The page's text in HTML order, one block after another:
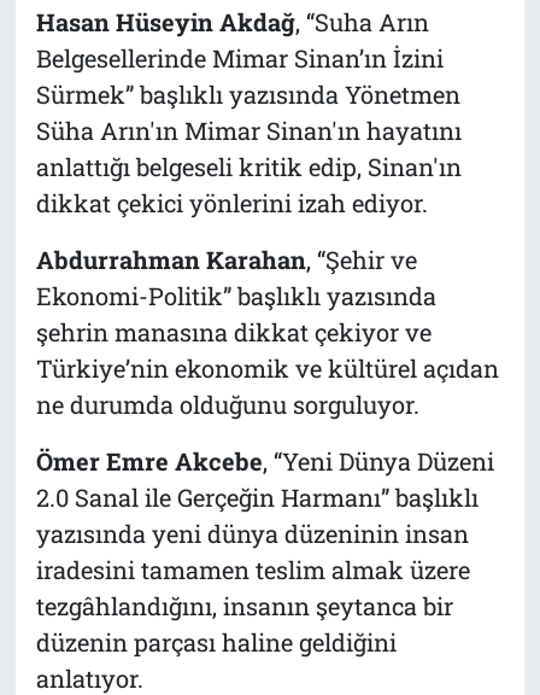
Hasan Hüseyin Akdağ, “Suha Arın
Belgesellerinde Mimar Sinan’ın İzini
Sürmek” başlıklı yazısında Yönetmen
Süha Arın'ın Mimar Sinan'ın hayatını
anlattığı belgeseli kritik edip, Sinan'ın
dikkat çekici yönlerini izah ediyor.
Abdurrahman Karahan, “Şehir ve
Ekonomi-Politik” başlıklı yazısında
şehrin manasına dikkat çekiyor ve
Türkiye’nin ekonomik ve kültürel açıdan
ne durumda olduğunu sorguluyor.
Ömer Emre Akcebe, “Yeni Dünya Düzeni
2.0 Sanal ile Gerçeğin Harmanı” başlıklı
yazısında yeni dünya düzeninin insan
iradesini tamamen teslim almak üzere
tezgâhlandığını, insanın şeytanca bir
düzenin parçası haline geldiğini
anlatıyor.